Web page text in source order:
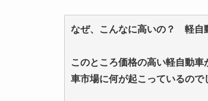
なぜ、こんなに高いの？ 軽自
このところ価格の高い軽自動
車市場に何が起こっているので